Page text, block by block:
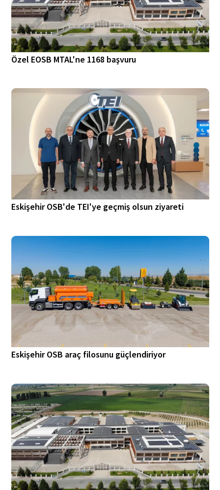
Özel EOSB MTAL'ne 1168 başvuru
Eskişehir OSB'de TEI'ye geçmiş olsun ziyareti
Eskişehir OSB araç filosunu güçlendiriyor